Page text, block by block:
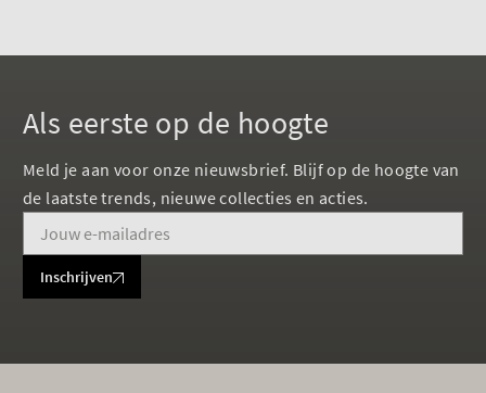
Als eerste op de hoogte
Meld je aan voor onze nieuwsbrief. Blijf op de hoogte van
de laatste trends, nieuwe collecties en acties.
Inschrijven